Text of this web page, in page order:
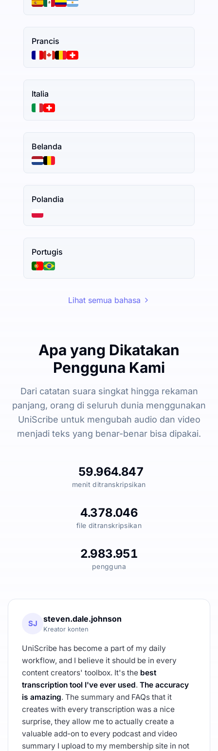
Prancis
Italia
Belanda
Polandia
Portugis
Lihat semua bahasa
Apa yang Dikatakan
Pengguna Kami
Dari catatan suara singkat hingga rekaman
panjang, orang di seluruh dunia menggunakan
UniScribe untuk mengubah audio dan video
menjadi teks yang benar-benar bisa dipakai.
59.964.847
menit ditranskripsikan
4.378.046
file ditranskripsikan
2.983.951
pengguna
SJ steven.dale.johnson
Kreator konten
UniScribe has become a part of my daily
workflow, and I believe it should be in every
content creators' toolbox. It's the best
transcription tool I've ever used. The accuracy
is amazing. The summary and FAQs that it
creates with every transcription was a nice
surprise, they allow me to actually create a
valuable add-on to every podcast and video
summary I upload to my membership site in not